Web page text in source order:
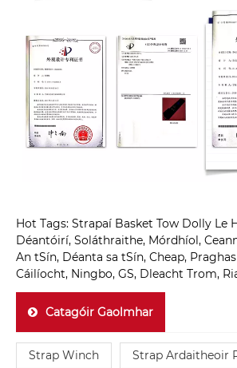
Hot Tags: Strapaí Basket Tow Dolly Le
Déantóirí, Soláthraithe, Mórdhíol,
An tSín, Déanta sa tSín, Cheap, Praghas
Cáilíocht, Ningbo, GS, Dleacht Trom,
Catagóir Gaolmhar
Strap Winch Strap Ardaitheoir